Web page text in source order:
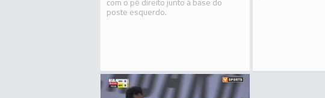
poste esquerdo.